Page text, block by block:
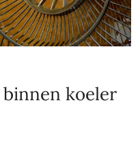
koeler